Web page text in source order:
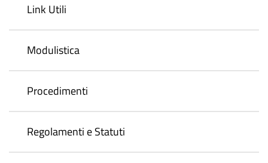
Link Utili
Modulistica
Procedimenti
Regolamenti e Statuti